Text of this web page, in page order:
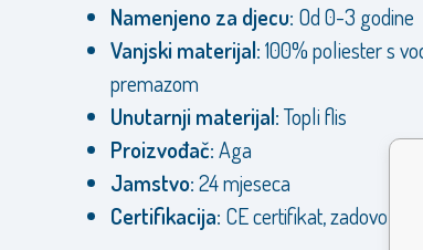
Namenjeno za djecu: Od 0-3 godine
Vanjski materijal:100% poliester s
premazom
Unutarnji materijal:Topli flis
Proizvođač:Aga
Jamstvo:24 mjeseca
Certifikacija: CE certifikat,